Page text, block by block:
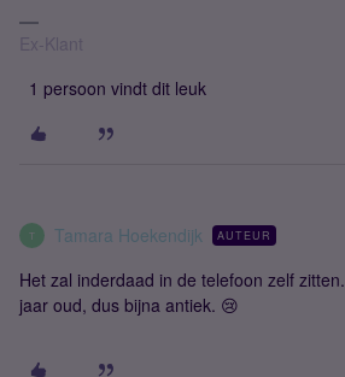
Ex-Klant
1 persoon vindt dit leuk
T Tamara Hoekendijk AUTEUR
Het zal inderdaad in de telefoon zelf
jaar oud, dus bijna antiek. 😢